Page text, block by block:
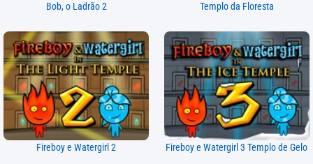
Bob, o Ladrão 2 Templo da Floresta
Fireboy e Watergirl 2 Fireboy e Watergirl 3 Templo de Gelo